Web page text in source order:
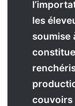
les
soumise
couvoirs